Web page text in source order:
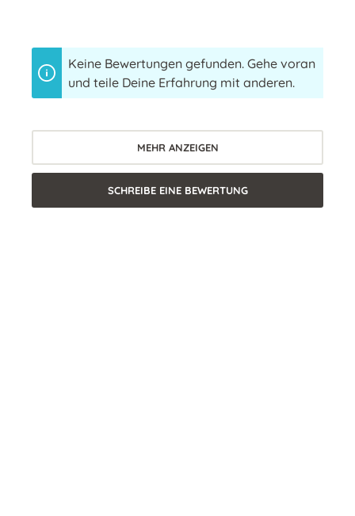
Keine Bewertungen gefunden. Gehe voran
und teile Deine Erfahrung mit anderen.
MEHR ANZEIGEN
SCHREIBE EINE BEWERTUNG